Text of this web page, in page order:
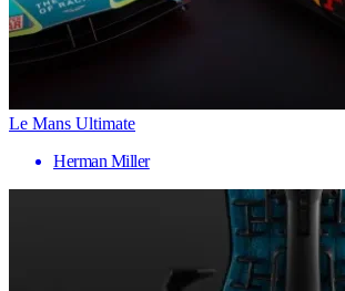
Le Mans Ultimate
Herman Miller